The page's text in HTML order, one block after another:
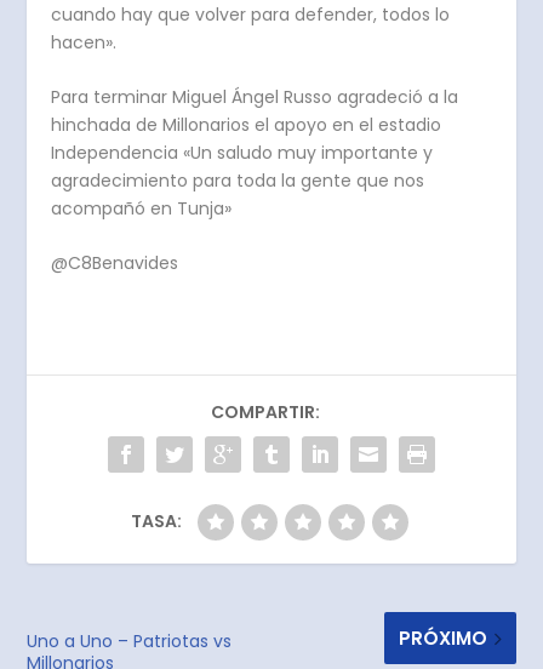
cuando hay que volver para defender, todos lo
hacen».
Para terminar Miguel Ángel Russo agradeció a la
hinchada de Millonarios el apoyo en el estadio
Independencia «Un saludo muy importante y
agradecimiento para toda la gente que nos
acompañó en Tunja»
@C8Benavides
COMPARTIR:
TASA:
Uno a Uno – Patriotas vs
Millonarios
PRÓXIMO